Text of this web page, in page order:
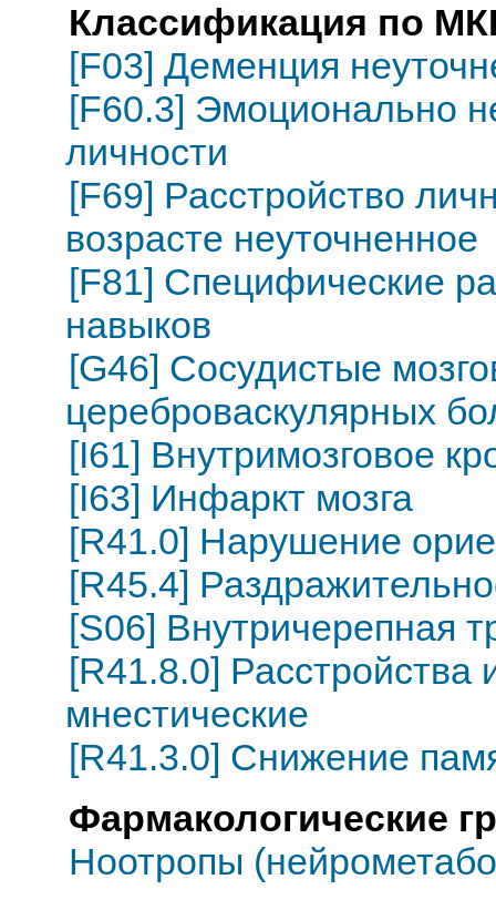
Классификация по
[F03] Деменция
[F60.3] Эмоционально
личности
[F69] Расстройство
возрасте неуточненное
[F81] Специфические
навыков
[G46] Сосудистые
цереброваскулярных
[I61] Внутримозговое
[I63] Инфаркт мозга
[R41.0] Нарушение
[R45.4]
[S06] Внутричерепная
[R41.8.0] Расстройства
мнестические
[R41.3.0] Снижение
Фармакологические
Ноотропы